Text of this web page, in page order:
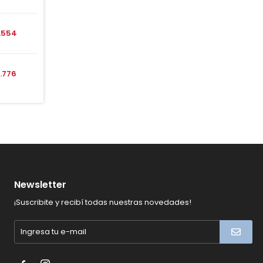
Newsletter
¡Suscribite y recibí todas nuestras novedades!